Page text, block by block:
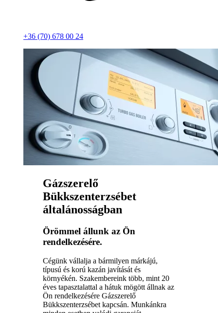
+36 (70) 678 00 24
Gázszerelő
Bükkszenterzsébet
általánosságban
Örömmel állunk az Ön
rendelkezésére.
Cégünk vállalja a bármilyen márkájú,
típusú és korú kazán javítását és
környékén. Szakembereink több, mint 20
éves tapasztalattal a hátuk mögött állnak az
Ön rendelkezésére Gázszerelő
Bükkszenterzsébet kapcsán. Munkánkra